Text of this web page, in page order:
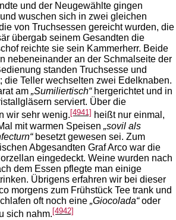
und der Neugewählte gingen
wuschen sich in zwei gleichen
von Truchsessen gereicht wurden, die
übergab seinem Gesandten die
reichte sie sein Kammerherr. Beide
nebeneinander an der Schmalseite der
standen Truchsesse und
die Teller wechselten zwei Edelknaben.
am „Sumiliertisch“hergerichtet und in
serviert. Über die
wir sehr wenig.[4941] heißt nur einmal,
mit warmen Speisen „sovil als
besetzt gewesen sei. Zum
Abgesandten Graf Arco war die
eingedeckt. Weine wurden nach
dem Essen pflegte man einige
Übrigens erfahren wir bei dieser
morgens zum Frühstück Tee trank und
oft noch eine „Giocolada“oder
sich nahm.[4942]